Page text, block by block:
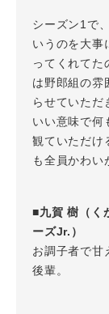
シーズン1で
いうのを大事
ってくれてた
は野郎組の雰
らせていただ
いい意味で何
観ていただけ
も全員かわい
■九賀 樹（く
ーズJr.）
お調子者で甘
後輩。